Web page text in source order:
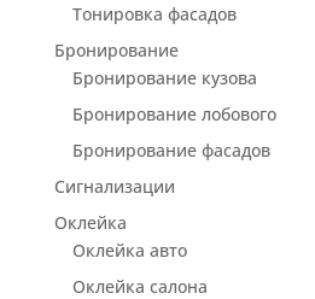
Тонировка фасадов
Бронирование
Бронирование кузова
Бронирование лобового
Бронирование фасадов
Сигнализации
Оклейка
Оклейка авто
Оклейка салона